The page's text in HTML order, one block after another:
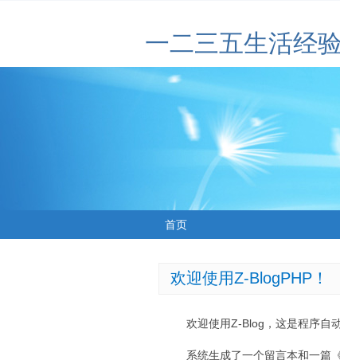
一二三五生活经
首页
欢迎使用Z-BlogPHP！
欢迎使用Z-Blog，这是程序自
系统生成了一个留言本和一篇